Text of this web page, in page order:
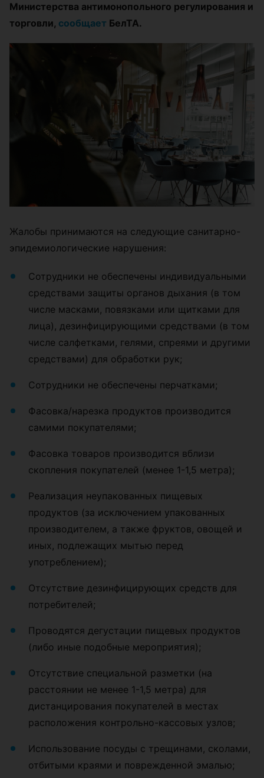
Министерства антимонопольного регулирования и
торговли, сообщает БелТА.
Жалобы принимаются на следующие санитарно-
эпидемиологические нарушения:
Сотрудники не обеспечены индивидуальными
средствами защиты органов дыхания (в том
числе масками, повязками или щитками для
лица), дезинфицирующими средствами (в том
числе салфетками, гелями, спреями и другими
средствами) для обработки рук;
Сотрудники не обеспечены перчатками;
Фасовка/нарезка продуктов производится
самими покупателями;
Фасовка товаров производится вблизи
скопления покупателей (менее 1-1,5 метра);
Реализация неупакованных пищевых
продуктов (за исключением упакованных
производителем, а также фруктов, овощей и
иных, подлежащих мытью перед
употреблением);
Отсутствие дезинфицирующих средств для
потребителей;
Проводятся дегустации пищевых продуктов
(либо иные подобные мероприятия);
Отсутствие специальной разметки (на
расстоянии не менее 1-1,5 метра) для
дистанцирования покупателей в местах
расположения контрольно-кассовых узлов;
Использование посуды с трещинами, сколами,
отбитыми краями и поврежденной эмалью;